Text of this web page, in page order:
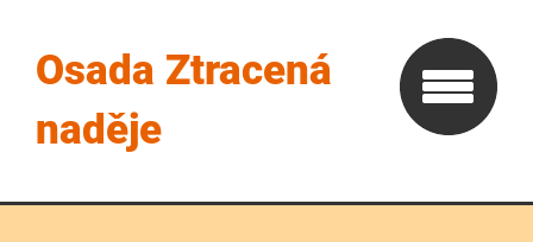
Osada Ztracená
naděje